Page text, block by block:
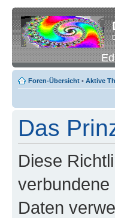
Foren-Übersicht • Aktive
Das
Diese
verbundene
Daten